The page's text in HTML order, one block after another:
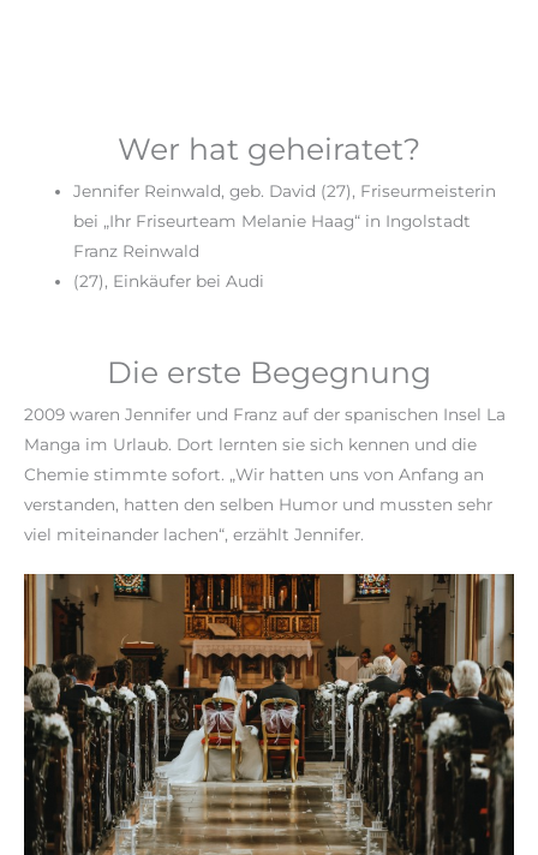
Wer hat geheiratet?
Jennifer Reinwald, geb. David (27), Friseurmeisterin
bei „Ihr Friseurteam Melanie Haag“ in Ingolstadt
Franz Reinwald
(27), Einkäufer bei Audi
Die erste Begegnung
2009 waren Jennifer und Franz auf der spanischen Insel La
Manga im Urlaub. Dort lernten sie sich kennen und die
Chemie stimmte sofort. „Wir hatten uns von Anfang an
verstanden, hatten den selben Humor und mussten sehr
viel miteinander lachen“, erzählt Jennifer.